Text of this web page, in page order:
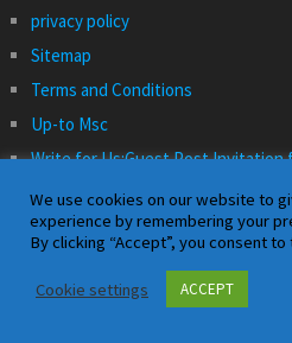
privacy policy
Sitemap
Terms and Conditions
Up-to Msc
Write for Us:Guest Post Invitation
Satyam
We use cookies on our website to
experience by remembering your
By clicking “Accept”, you consent
Cookie settings ACCEPT